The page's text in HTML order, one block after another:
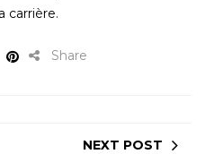
carrière.
Share
NEXT POST